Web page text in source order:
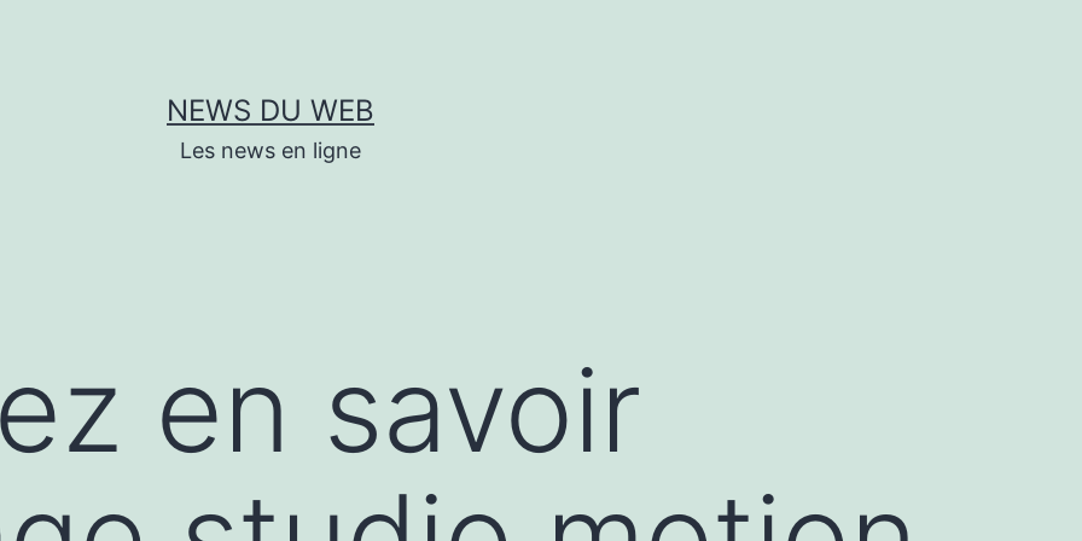
NEWS DU WEB
Les news en ligne
en savoir